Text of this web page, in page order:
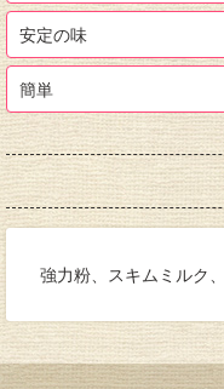
安定の味
簡単
強力粉、スキムミルク